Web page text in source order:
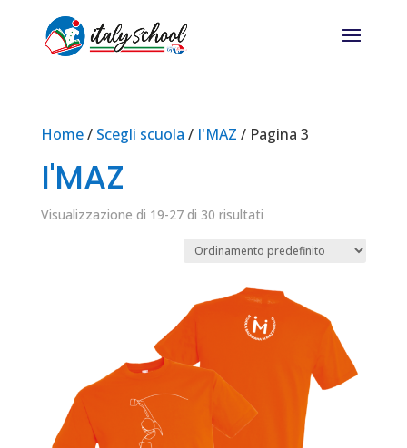
Home/ Scegli scuola / I'MAZ / Pagina 3
I'MAZ
Visualizzazione di 19-27 di 30 risultati